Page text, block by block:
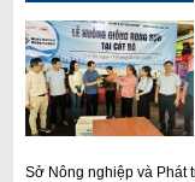
Sở Nông nghiệp và Phát